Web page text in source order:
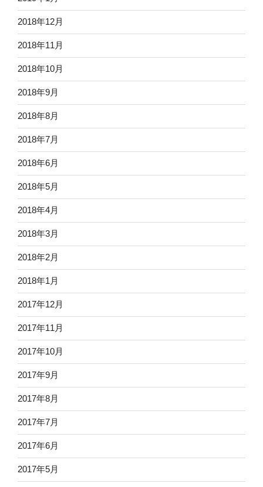
2018年12月
2018年11月
2018年10月
2018年9月
2018年8月
2018年7月
2018年6月
2018年5月
2018年4月
2018年3月
2018年2月
2018年1月
2017年12月
2017年11月
2017年10月
2017年9月
2017年8月
2017年7月
2017年6月
2017年5月